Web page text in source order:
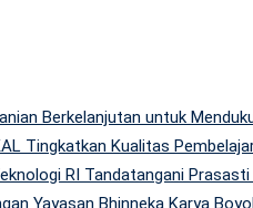
Berkelanjutan untuk
Tingkatkan Kualitas
RI Tandatangani
Yayasan Bhinneka Karya